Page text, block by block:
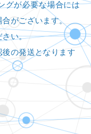
グが必要な場合には
がございます。
さい。
の発送となります